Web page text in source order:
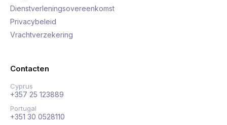
Dienstverleningsovereenkomst
Privacybeleid
Vrachtverzekering
Contacten
Cyprus
+357 25 123889
Portugal
+351 30 0528110